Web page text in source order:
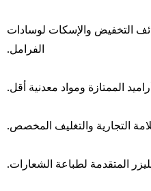
التخفيض والإسكات لوسادات
الفرامل.